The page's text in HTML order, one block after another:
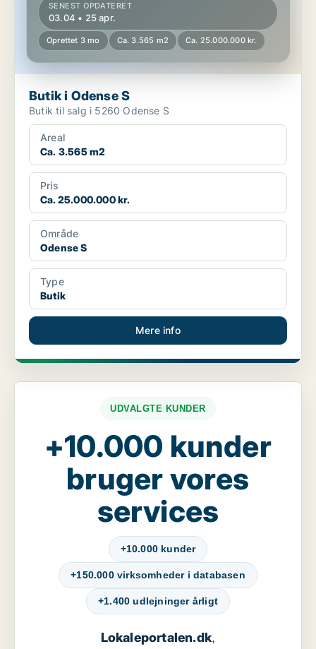
SENEST OPDATERET
03.04 • 25 apr.
Oprettet 3 mo Ca. 3.565 m2 Ca. 25.000.000 kr.
Butik i Odense S
Butik til salg i 5260 Odense S
Areal
Ca. 3.565 m2
Pris
Ca. 25.000.000 kr.
Område
Odense S
Type
Butik
Mere info
UDVALGTE KUNDER
+10.000 kunder
bruger vores
services
+10.000 kunder
+150.000 virksomheder i databasen
+1.400 udlejninger årligt
Lokaleportalen.dk,